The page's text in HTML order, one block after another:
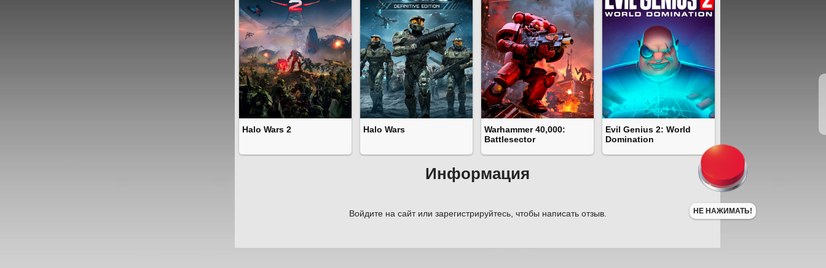
Halo Wars 2 Halo Wars
Warhammer 40,000:
Battlesector
Evil Genius 2: World
Domination
Информация
Войдите на сайт или зарегистрируйтесь, чтобы написать отзыв. НЕ НАЖИМАТЬ!